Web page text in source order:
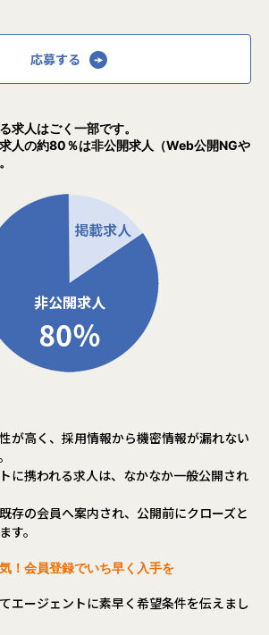
応募する
求人はごく一部です。
人の約80％は非公開求人（Web公開NGや
が高く、採用情報から機密情報が漏れない
に携われる求人は、なかなか一般公開され
存の会員へ案内され、公開前にクローズと
す。
！会員登録でいち早く入手を
エージェントに素早く希望条件を伝えまし